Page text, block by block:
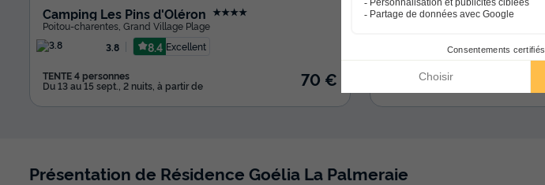
Camping Les Pins d'Oléron ★★★★
Poitou-charentes Grand Village Plage
3.8
8.4 Excellent
TENTE 4 personnes
Du 13 au 15 sept., 2 nuits, à partir de 70 €
Camping Le Fief Melin
4.3
8.3 Excellent
MOBILHOME 5 personnes
Du 28 au 30 sept., 2 nuits, à partir de
Présentation de Résidence Goélia La Palmeraie